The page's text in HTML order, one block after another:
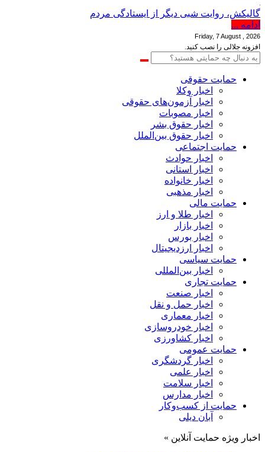
گالیکش، روایت شبی دیگر از ایستادگی مردم
ادامه ...
Friday, 7 August , 2026
افزونه جلالی را نصب کنید.
حمایت حقوقی
اخبار وکلا
اخبار آزمون‌های حقوقی
اخبار مصوبات
اخبار حقوق بشر
اخبار حقوق بین‌الملل
حمایت اجتماعی
اخبار حوادث
اخبار استانی
اخبار خانواده
اخبار مذهبی
حمایت مالی
اخبار طلا و ارز
اخبار بازار
اخبار بورس
اخبار ارزدیجیتال
حمایت سیاسی
اخبار بین‌المللی
حمایت تجاری
اخبار صنعت
اخبار حمل و نقل
اخبار معماری
اخبار خودروسازی
اخبار کشاورزی
حمایت عمومی
اخبار گردشگری
اخبار علمی
اخبار سلامت
اخبار مدارس
حمایت از کسب‌وکار
آبان دیلی
اخبار ویژه حمایت آنلاین »